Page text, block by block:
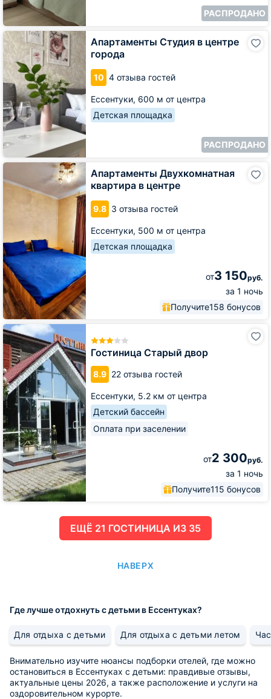
РАСПРОДАНО
Апартаменты Студия в центре
города
10 4 отзыва гостей
Ессентуки, 600 м от центра
Детская площадка
РАСПРОДАНО
Апартаменты
Студия
в
центре
города
Апартаменты Двухкомнатная
квартира в центре
9.8 3 отзыва гостей
Ессентуки, 500 м от центра
Детская площадка
от3 150руб.
за 1 ночь
Получите158 бонусов
Апартаменты
Двухкомнатная
квартира
Гостиница Старый двор
8.9 22 отзыва гостей
Ессентуки, 5.2 км от центра
Детский бассейн
Оплата при заселении
от2 300руб.
за 1 ночь
Получите115 бонусов
Гостиница
Старый
двор
ЕЩË 21 ГОСТИНИЦА ИЗ 35
НАВЕРХ
Где лучше отдохнуть с детьми в Ессентуках?
Для отдыха с детьми Для отдыха с детьми летом
Внимательно изучите нюансы подборки отелей, где можно
остановиться в Ессентуках с детьми: правдивые отзывы,
актуальные цены 2026, а также расположение и услуги на
оздоровительном курорте.